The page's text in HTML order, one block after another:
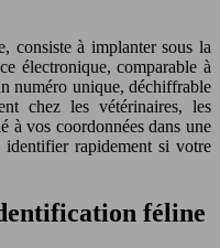
consiste à implanter sous la
électronique, comparable à
numéro unique, déchiffrable
chez les vétérinaires, les
à vos coordonnées dans une
identifier rapidement si votre
féline